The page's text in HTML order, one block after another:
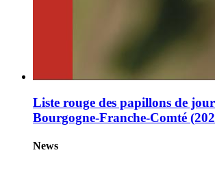
Liste rouge des papillons de jour
Bourgogne-Franche-Comté
News